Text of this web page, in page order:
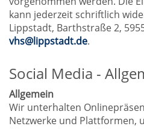
kann jederzeit schriftlich
Lippstadt, Barthstraße 2,
vhs@lippstadt.de.
Social Media -
Allgemein
Wir unterhalten
Netzwerke und Plattformen,